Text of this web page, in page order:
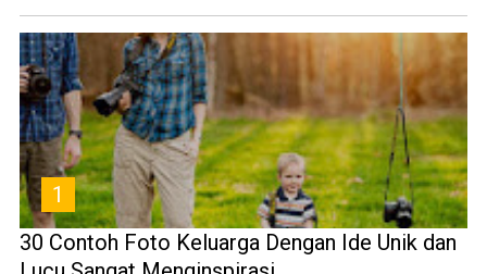
1
30 Contoh Foto Keluarga Dengan Ide Unik dan